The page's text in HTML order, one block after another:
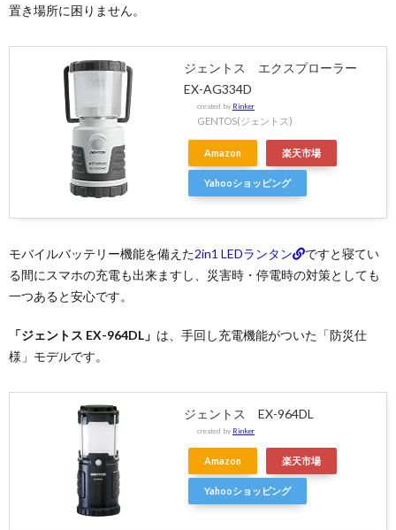
置き場所に困りません。
ジェントス エクスプローラー
EX-AG334D
created by Rinker
GENTOS(ジェントス)
Amazon 楽天市場
Yahooショッピング
モバイルバッテリー機能を備えた2in1 LEDランタン
ですと寝てい
る間にスマホの充電も出来ますし、災害時・停電時の対策としても
一つあると安心です。
「ジェントス EX-964DL」 は、手回し充電機能がついた「防災仕
様」モデルです。
ジェントス EX-964DL
created by Rinker
Amazon 楽天市場
Yahooショッピング